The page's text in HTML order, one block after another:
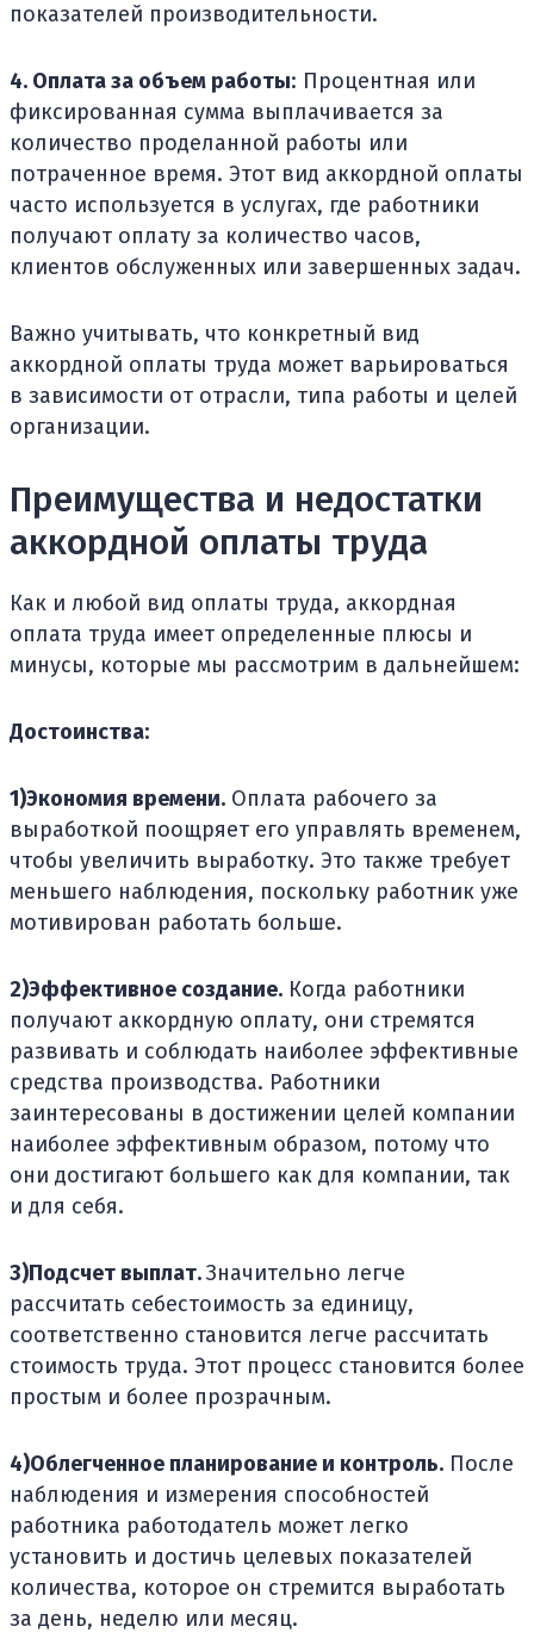
показателей производительности.
4. Оплата за объем работы: Процентная или
фиксированная сумма выплачивается за
количество проделанной работы или
потраченное время. Этот вид аккордной оплаты
часто используется в услугах, где работники
получают оплату за количество часов,
клиентов обслуженных или завершенных задач.
Важно учитывать, что конкретный вид
аккордной оплаты труда может варьироваться
в зависимости от отрасли, типа работы и целей
организации.
Преимущества и недостатки
аккордной оплаты труда
Как и любой вид оплаты труда, аккордная
оплата труда имеет определенные плюсы и
минусы, которые мы рассмотрим в дальнейшем:
Достоинства:
1)Экономия времени. Оплата рабочего за
выработкой поощряет его управлять временем,
чтобы увеличить выработку. Это также требует
меньшего наблюдения, поскольку работник уже
мотивирован работать больше.
2)Эффективное создание. Когда работники
получают аккордную оплату, они стремятся
развивать и соблюдать наиболее эффективные
средства производства. Работники
заинтересованы в достижении целей компании
наиболее эффективным образом, потому что
они достигают большего как для компании, так
и для себя.
3)Подсчет выплат.Значительно легче
рассчитать себестоимость за единицу,
соответственно становится легче рассчитать
стоимость труда. Этот процесс становится более
простым и более прозрачным.
4)Облегченное планирование и контроль. После
наблюдения и измерения способностей
работника работодатель может легко
установить и достичь целевых показателей
количества, которое он стремится выработать
за день, неделю или месяц.